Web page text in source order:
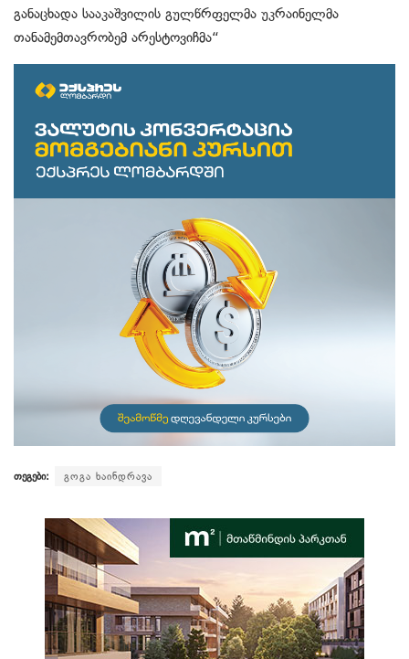
განაცხადა სააკაშვილის გულწრფელმა უკრაინელმა
თანამემთავრობემ არესტოვიჩმა“
თეგები: გოგა ხაინდრავა